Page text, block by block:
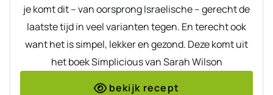
je komt dit – van oorsprong Israelische – gerecht de
laatste tijd in veel varianten tegen. En terecht ook
want het is simpel, lekker en gezond. Deze komt uit
het boek Simplicious van Sarah Wilson
bekijk recept